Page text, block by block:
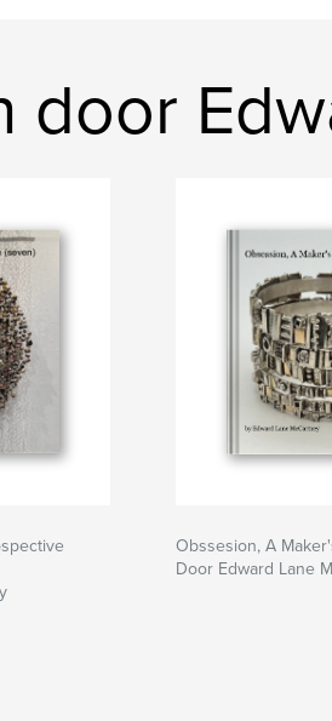
door
Obssesion, A
Door Edward Lane